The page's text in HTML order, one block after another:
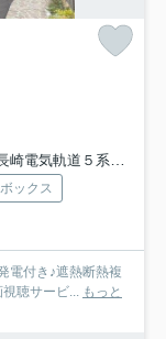
電気軌道５系統「大浦天主堂」駅 徒歩53分
ックス
電付き♪遮熱断熱複
聴サービ... もっと